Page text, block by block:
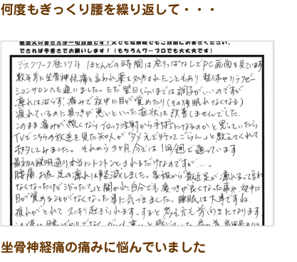
何度もぎっくり腰を繰り返して・・・
坐骨神経痛の痛みに悩んでいました